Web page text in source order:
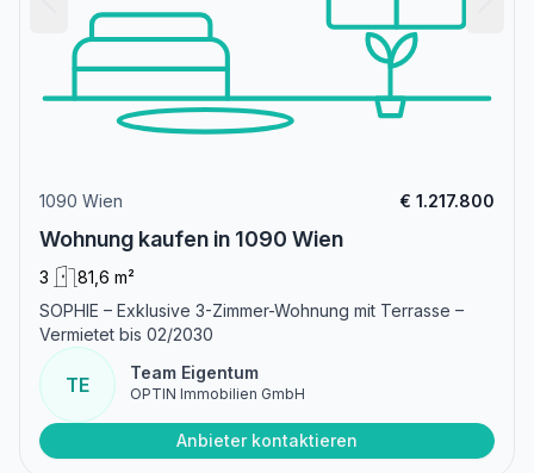
1090 Wien € 1.217.800
Wohnung kaufen in 1090 Wien
3
81,6 m²
SOPHIE – Exklusive 3-Zimmer-Wohnung mit Terrasse –
Vermietet bis 02/2030
TE
Team Eigentum
OPTIN Immobilien GmbH
Anbieter kontaktieren